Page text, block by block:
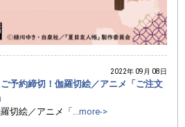
2022年 09月 08日
予約締切！伽羅切絵／アニメ「ご注文
切絵／アニメ「 ...more->